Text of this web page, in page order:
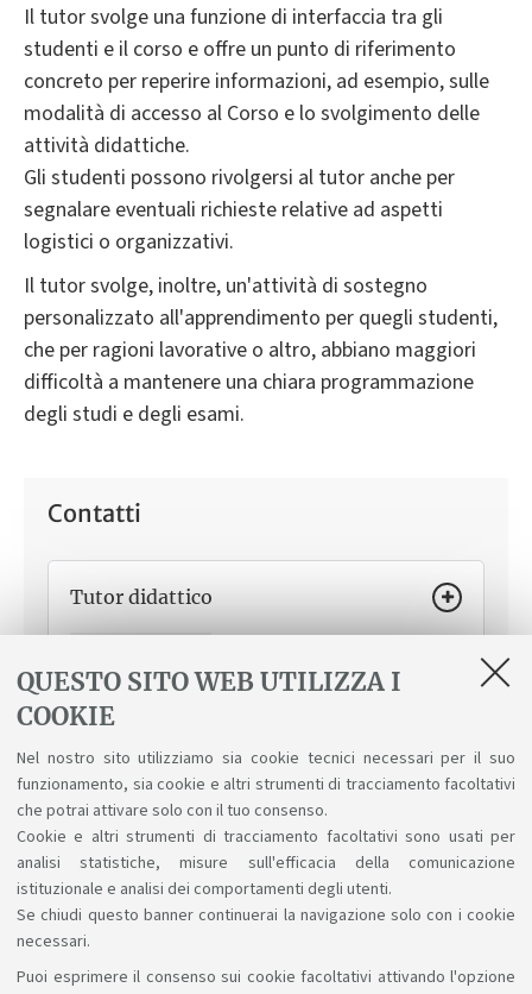
QUESTO SITO WEB UTILIZZA I
COOKIE
Nel nostro sito utilizziamo sia cookie tecnici necessari per il suo
funzionamento, sia cookie e altri strumenti di tracciamento facoltativi
che potrai attivare solo con il tuo consenso.
Cookie e altri strumenti di tracciamento facoltativi sono usati per
analisi statistiche, misure sull'efficacia della comunicazione
istituzionale e analisi dei comportamenti degli utenti.
Se chiudi questo banner continuerai la navigazione solo con i cookie
necessari.
Puoi esprimere il consenso sui cookie facoltativi attivando l'opzione
Il tutor svolge una funzione di interfaccia tra gli
studenti e il corso e offre un punto di riferimento
concreto per reperire informazioni, ad esempio, sulle
modalità di accesso al Corso e lo svolgimento delle
attività didattiche.
Gli studenti possono rivolgersi al tutor anche per
segnalare eventuali richieste relative ad aspetti
logistici o organizzativi.
Il tutor svolge, inoltre, un'attività di sostegno
personalizzato all'apprendimento per quegli studenti,
che per ragioni lavorative o altro, abbiano maggiori
difficoltà a mantenere una chiara programmazione
degli studi e degli esami.
Contatti
Tutor didattico
orientamento in merito al percorso formativo,
svolgimento delle attività didattiche, segnalazioni su
aspetti logistici o organizzativi.
Gabriella Birardi Mazzone
Sosteniamo il diritto alla conoscenza